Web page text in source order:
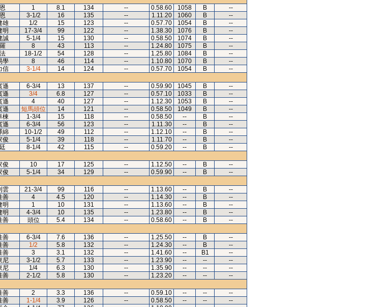
1 8.1 134 -- 0.58.60 1058 B
--
3-1/2 16 135 -- 1.11.20 1060 B
--
雄 1/2 15 123 -- 0.57.70 1054 B
--
明 17-3/4 99 122 -- 1.38.30 1076 B
--
誠 5-1/4 15 130 -- 0.58.50 1074 B
--
8 43 113 -- 1.24.80 1075 B
--
18-1/2 54 128 -- 1.25.80 1084 B
--
學 8 46 114 -- 1.10.80 1070 B
--
信 3-1/4 14 124 -- 0.57.70 1054 B
--
遜 6-3/4 13 137 -- 0.59.90 1045 B
--
遜 3/4 6.8 127 -- 0.57.10 1033 B
--
遜 4 40 127 -- 1.12.30 1053 B
--
遜 短馬頭位 14 121 -- 0.58.50 1049 B
--
棟 1-3/4 15 118 -- 0.58.50 -- B
--
遜 6-3/4 56 123 -- 1.11.30 -- B
--
綿 10-1/2 49 112 -- 1.12.10 -- B
--
俊 5-1/4 39 118 -- 1.11.70 -- B
--
8-1/4 42 115 -- 0.59.20 -- B
--
俊 10 17 125 -- 1.12.50 -- B
--
俊 5-1/4 34 129 -- 0.59.90 -- B
--
雲 21-3/4 99 116 -- 1.13.60 -- B
--
善 4 4.5 120 -- 1.14.30 -- B
--
明 1 10 131 -- 1.13.60 -- B
--
明 4-3/4 10 135 -- 1.23.80 -- B
--
善 頭位 5.4 134 -- 0.58.60 -- B
--
善 6-3/4 7.6 136 -- 1.25.50 -- B
--
善 1/2 5.8 132 -- 1.24.30 -- B
--
善 3 3.1 132 -- 1.41.60 -- B1
--
尼 3-1/2 5.7 133 -- 1.23.90 -- --
--
尼 1/4 6.3 130 -- 1.35.90 -- --
--
善 2-1/2 5.8 130 -- 1.23.20 -- --
--
善 2 3.3 136 -- 0.59.10 -- --
--
善 1-1/4 3.9 126 -- 0.58.50 -- --
--